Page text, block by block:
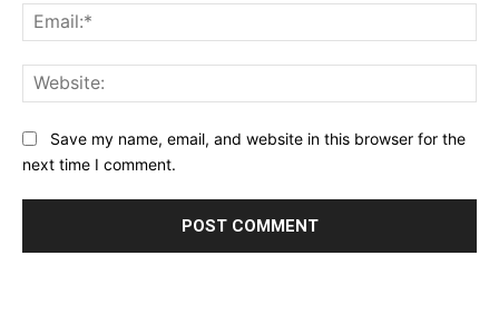
Save my name, email, and website in this browser for the
next time I comment.